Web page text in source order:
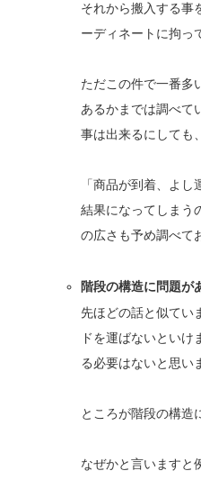
それから搬入する事
ーディネートに拘っ
ただこの件で一番多
あるかまでは調べて
事は出来るにしても
「商品が到着、よ
結果になってしまう
の広さも予め調べて
階段の構造に問題が
先ほどの話と似てい
ドを運ばないとい
る必要はないと思い
ところが階段の構造
なぜかと言いますと